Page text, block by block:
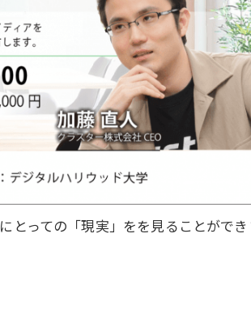
とっての「現実」をを見ることがで